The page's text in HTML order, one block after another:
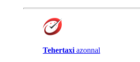
Tehertaxi azonnal